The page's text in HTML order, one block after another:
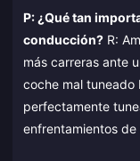
P: ¿Qué tan
conducción? R:
más carreras ante
coche mal tuneado
perfectamente
enfrentamientos de